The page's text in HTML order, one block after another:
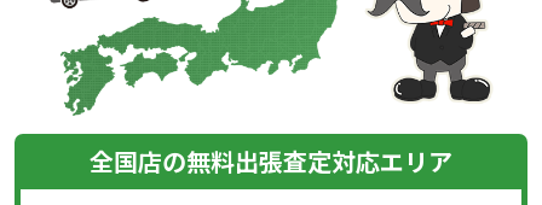
全国店の無料出張査定対応エリア